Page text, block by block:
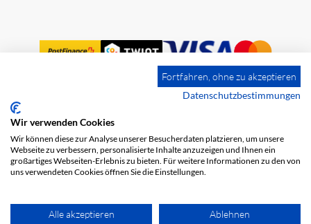
Impressum
Datenschutz
Fortfahren, ohne zu akzeptieren
Datenschutzbestimmungen
Wir verwenden Cookies
Wir können diese zur Analyse unserer Besucherdaten platzieren, um unsere
Webseite zu verbessern, personalisierte Inhalte anzuzeigen und Ihnen ein
großartiges Webseiten-Erlebnis zu bieten. Für weitere Informationen zu den von
uns verwendeten Cookies öffnen Sie die Einstellungen.
Alle akzeptieren Ablehnen